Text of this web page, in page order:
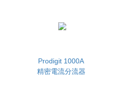
Prodigit 1000A
精密電流分流器